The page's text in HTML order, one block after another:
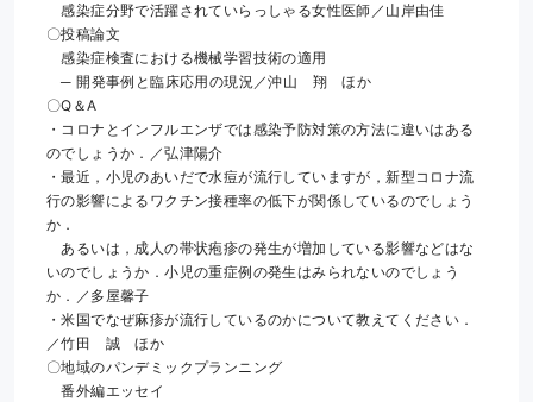
感染症分野で活躍されていらっしゃる女性医師／山岸由佳
〇投稿論文
感染症検査における機械学習技術の適用
─ 開発事例と臨床応用の現況／沖山　翔　ほか
〇Q＆A
・コロナとインフルエンザでは感染予防対策の方法に違いはある
のでしょうか．／弘津陽介
・最近，小児のあいだで水痘が流行していますが，新型コロナ流
行の影響によるワクチン接種率の低下が関係しているのでしょう
か．
あるいは，成人の帯状疱疹の発生が増加している影響などはな
いのでしょうか．小児の重症例の発生はみられないのでしょう
か．／多屋馨子
・米国でなぜ麻疹が流行しているのかについて教えてください．
／竹田　誠　ほか
〇地域のパンデミックプランニング
番外編エッセイ